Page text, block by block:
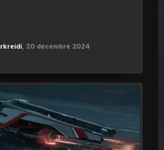
, 20 décembre 2024